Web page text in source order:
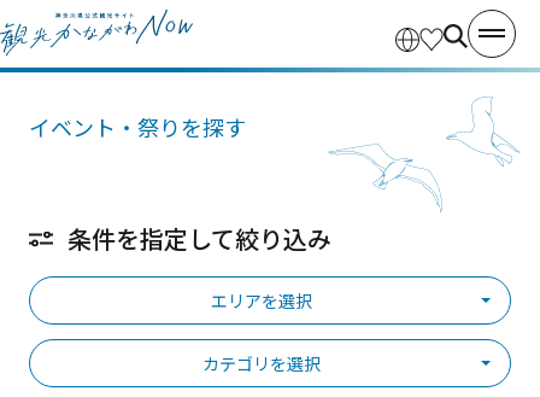
イベント・祭りを探す
条件を指定して絞り込み
エリアを選択
カテゴリを選択